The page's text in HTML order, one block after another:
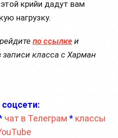
крийи дадут вам
нагрузку.
по ссылке и
класса с Харман
чат в Телеграм * классы